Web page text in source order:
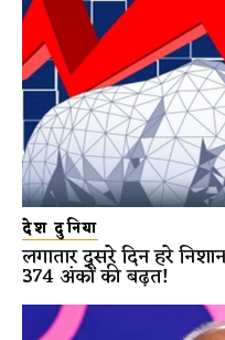
देश दुनिया
लगातार दूसरे दिन हरे
374 अंकों की बढ़त!